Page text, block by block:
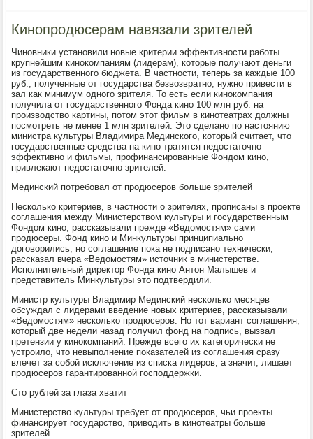
Кинопродюсерам навязали зрителей
Чиновники установили новые критерии эффективности работы
крупнейшим кинокомпаниям (лидерам), которые получают деньги
из государственного бюджета. В частности, теперь за каждые 100
руб., полученные от государства безвозвратно, нужно привести в
зал как минимум одного зрителя. То есть если кинокомпания
получила от государственного Фонда кино 100 млн руб. на
производство картины, потом этот фильм в кинотеатрах должны
посмотреть не менее 1 млн зрителей. Это сделано по настоянию
министра культуры Владимира Мединского, который считает, что
государственные средства на кино тратятся недостаточно
эффективно и фильмы, профинансированные Фондом кино,
привлекают недостаточно зрителей.
Мединский потребовал от продюсеров больше зрителей
Несколько критериев, в частности о зрителях, прописаны в проекте
соглашения между Министерством культуры и государственным
Фондом кино, рассказывали прежде «Ведомостям» сами
продюсеры. Фонд кино и Минкультуры принципиально
договорились, но соглашение пока не подписано технически,
рассказал вчера «Ведомостям» источник в министерстве.
Исполнительный директор Фонда кино Антон Малышев и
представитель Минкультуры это подтвердили.
Министр культуры Владимир Мединский несколько месяцев
обсуждал с лидерами введение новых критериев, рассказывали
«Ведомостям» несколько продюсеров. Но тот вариант соглашения,
который две недели назад получил фонд на подпись, вызвал
претензии у кинокомпаний. Прежде всего их категорически не
устроило, что невыполнение показателей из соглашения сразу
влечет за собой исключение из списка лидеров, а значит, лишает
продюсеров гарантированной господдержки.
Сто рублей за глаза хватит
Министерство культуры требует от продюсеров, чьи проекты
финансирует государство, приводить в кинотеатры больше
зрителей